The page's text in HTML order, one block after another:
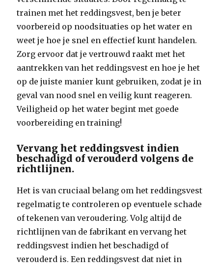
trainen met het reddingsvest, ben je beter
voorbereid op noodsituaties op het water en
weet je hoe je snel en effectief kunt handelen.
Zorg ervoor dat je vertrouwd raakt met het
aantrekken van het reddingsvest en hoe je het
op de juiste manier kunt gebruiken, zodat je in
geval van nood snel en veilig kunt reageren.
Veiligheid op het water begint met goede
voorbereiding en training!
Vervang het reddingsvest indien
beschadigd of verouderd volgens de
richtlijnen.
Het is van cruciaal belang om het reddingsvest
regelmatig te controleren op eventuele schade
of tekenen van veroudering. Volg altijd de
richtlijnen van de fabrikant en vervang het
reddingsvest indien het beschadigd of
verouderd is. Een reddingsvest dat niet in